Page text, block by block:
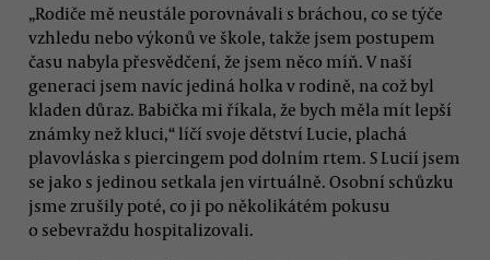
„Rodiče mě neustále porovnávali s bráchou, co se týče
vzhledu nebo výkonů ve škole, takže jsem postupem
času nabyla přesvědčení, že jsem něco míň. V naší
generaci jsem navíc jediná holka v rodině, na což byl
kladen důraz. Babička mi říkala, že bych měla mít lepší
známky než kluci,“ líčí svoje dětství Lucie, plachá
plavovláska s piercingem pod dolním rtem. S Lucií jsem
se jako s jedinou setkala jen virtuálně. Osobní schůzku
jsme zrušily poté, co ji po několikátém pokusu
o sebevraždu hospitalizovali.